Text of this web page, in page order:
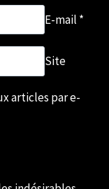
E-mail *
Site
articles par e-